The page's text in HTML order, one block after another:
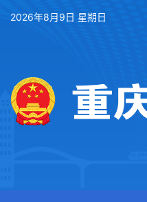
2026年8月9日 星期日